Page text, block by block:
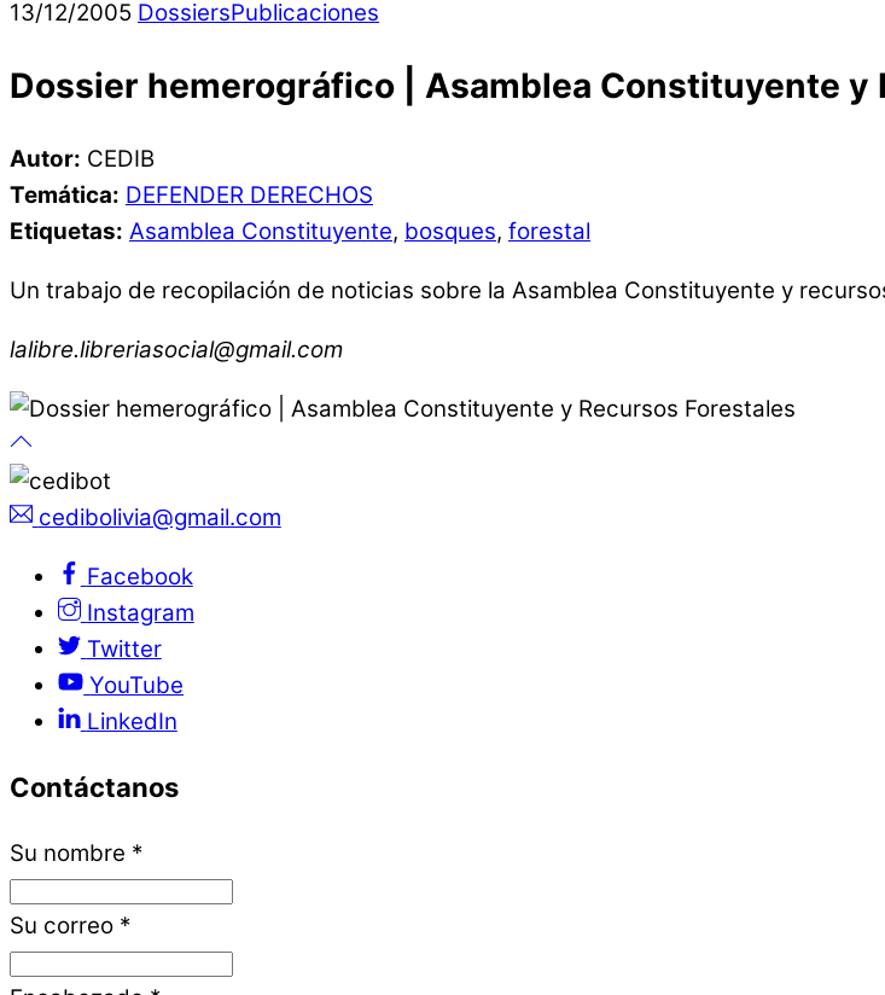
13/12/2005 DossiersPublicaciones
Dossier hemerográfico | Asamblea Constituyente y
Autor: CEDIB
Temática: DEFENDER DERECHOS
Etiquetas: Asamblea Constituyente, bosques, forestal
Un trabajo de recopilación de noticias sobre la Asamblea Constituyente y
lalibre.libreriasocial@gmail.com
cedibolivia@gmail.com
Facebook
Instagram
Twitter
YouTube
LinkedIn
Contáctanos
Su nombre *
Su correo *